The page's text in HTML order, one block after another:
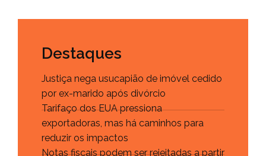
Destaques
Justiça nega usucapião de imóvel cedido
por ex-marido após divórcio
Tarifaço dos EUA pressiona
exportadoras, mas há caminhos para
reduzir os impactos
Notas fiscais podem ser rejeitadas a partir